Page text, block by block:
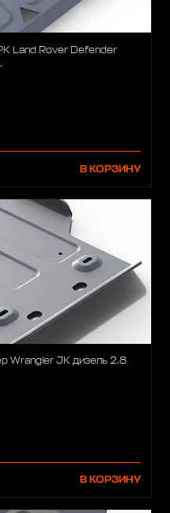
Land Rover Defender
В КОРЗИНУ
Wrangler JK дизель 2.8
В КОРЗИНУ